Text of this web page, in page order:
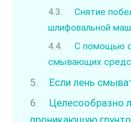
Снятие
шлифовальной
С помощью
смывающих
Если лень
Целесообразно